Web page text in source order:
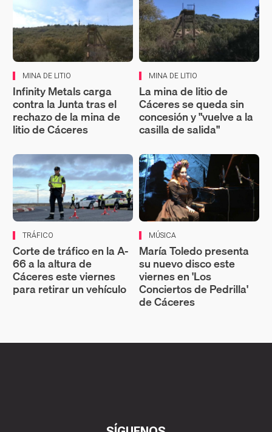
MINA DE LITIO
Infinity Metals carga
contra la Junta tras el
rechazo de la mina de
litio de Cáceres
MINA DE LITIO
La mina de litio de
Cáceres se queda sin
concesión y "vuelve a la
casilla de salida"
TRÁFICO
Corte de tráfico en la A-
66 a la altura de
Cáceres este viernes
para retirar un vehículo
MÚSICA
María Toledo presenta
su nuevo disco este
viernes en 'Los
Conciertos de Pedrilla'
de Cáceres